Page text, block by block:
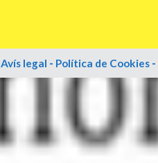
Avís legal - Política de Cookies-